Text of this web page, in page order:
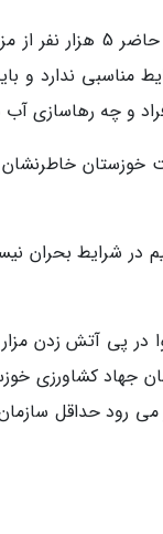
اشرفی با بیان
مناسبی ندارد و
و چه
خاطرنشان
در شرایط بحران
در پی آتش زدن
جهاد کشاورزی
رود حداقل